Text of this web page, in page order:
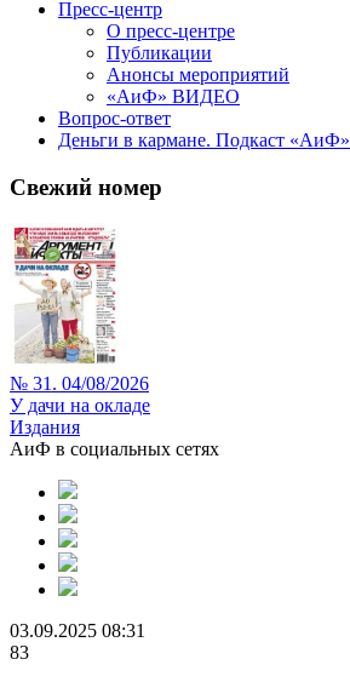
Пресс-центр
О пресс-центре
Публикации
Анонсы мероприятий
«АиФ» ВИДЕО
Вопрос-ответ
Деньги в кармане. Подкаст «АиФ»
Свежий номер
№ 31. 04/08/2026
У дачи на окладе
Издания
АиФ в социальных сетях
03.09.2025 08:31
83